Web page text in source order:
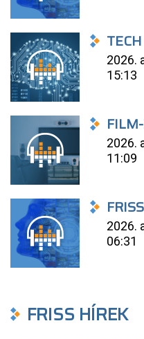
2026.
15:13
2026.
11:09
2026.
06:31
FRISS HÍREK